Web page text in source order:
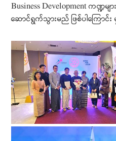
Business Development ကဏ္ဍမ
ဆောင်ရွက်သွားမည် ဖြစ်ပါကြော